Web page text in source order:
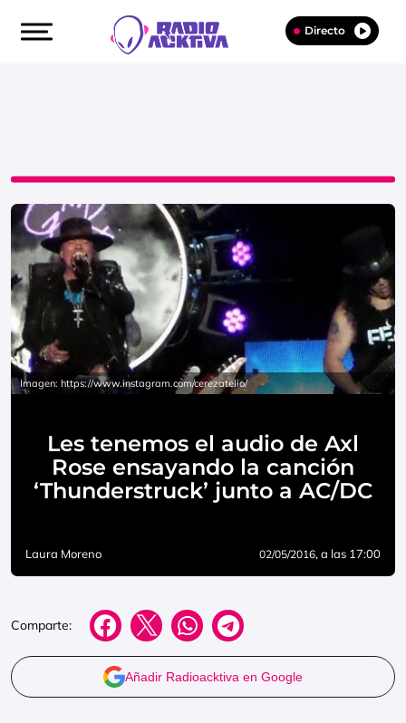
Directo
Imagen: https://www.instagram.com/cerezatelio/
Les tenemos el audio de Axl
Rose ensayando la canción
‘Thunderstruck’ junto a AC/DC
Laura Moreno 02/05/2016, a las 17:00
Comparte:
Añadir Radioacktiva en Google